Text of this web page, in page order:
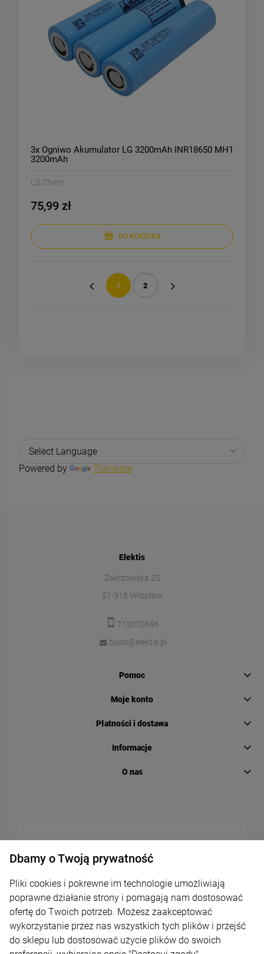
3x Ogniwo Akumulator LG 3200mAh INR18650 MH1
3200mAh
LG Chem
75,99 zł
DO KOSZYKA
1 2
Powered by Translate
Elektis
Zakrzowska 25
51-318 Wrocław
713070696
biuro@elektis.pl
Pomoc
Moje konto
Płatności i dostawa
Informacje
O nas
Dbamy o Twoją prywatność
Pliki cookies i pokrewne im technologie umożliwiają
poprawne działanie strony i pomagają nam dostosować
ofertę do Twoich potrzeb. Możesz zaakceptować
wykorzystanie przez nas wszystkich tych plików i przejść
do sklepu lub dostosować użycie plików do swoich